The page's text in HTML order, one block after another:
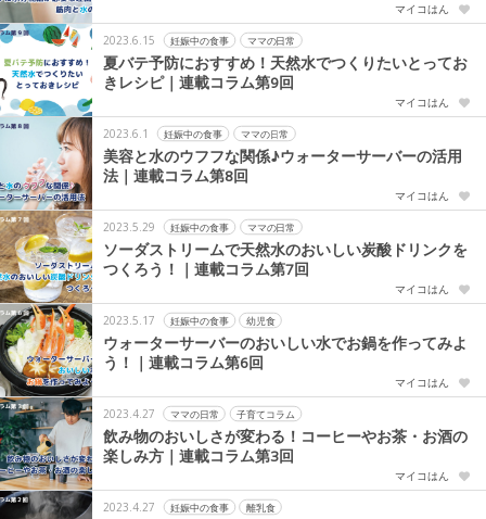
マイコはん
2023.6.15 妊娠中の食事 ママの日常
夏バテ予防におすすめ！天然水でつくりたいとってお
きレシピ｜連載コラム第9回
マイコはん
2023.6.1 妊娠中の食事 ママの日常
美容と水のウフフな関係♪ウォーターサーバーの活用
法｜連載コラム第8回
マイコはん
2023.5.29 妊娠中の食事 ママの日常
ソーダストリームで天然水のおいしい炭酸ドリンクを
つくろう！｜連載コラム第7回
マイコはん
2023.5.17 妊娠中の食事 幼児食
ウォーターサーバーのおいしい水でお鍋を作ってみよ
う！｜連載コラム第6回
マイコはん
2023.4.27 ママの日常 子育てコラム
飲み物のおいしさが変わる！コーヒーやお茶・お酒の
楽しみ方｜連載コラム第3回
マイコはん
2023.4.27 妊娠中の食事 離乳食